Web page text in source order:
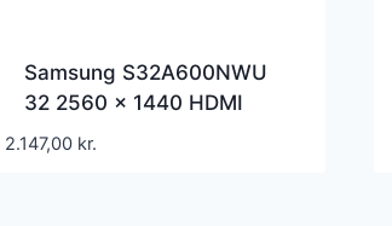
Samsung S32A600NWU
32 2560 x 1440 HDMI
DisplayPort 75Hz Pivot
2.147,00 kr.